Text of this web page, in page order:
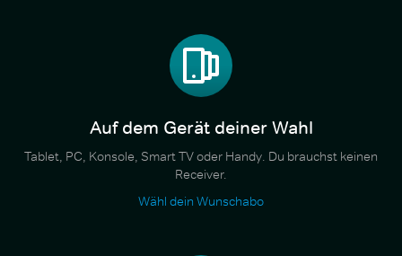
Auf dem Gerät deiner Wahl
Tablet, PC, Konsole, Smart TV oder Handy. Du brauchst keinen
Receiver.
Wähl dein Wunschabo